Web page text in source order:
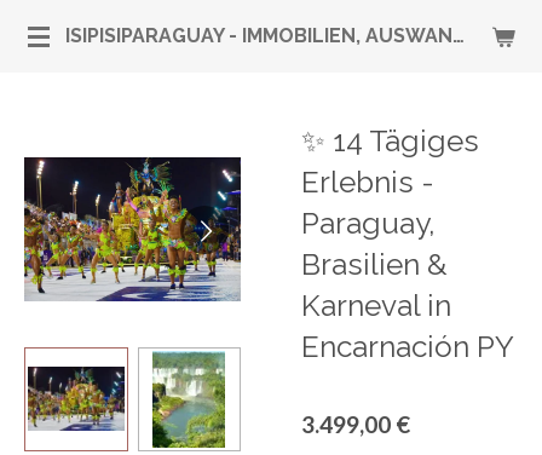
Zum
ISIPISIPARAGUAY - IMMOBILIEN, AUSWANDERUNG & RUNDUM-SERVICE
✨ 14 Tägiges
Erlebnis -
Paraguay,
Brasilien &
Karneval in
Encarnación PY
3.499,00 €